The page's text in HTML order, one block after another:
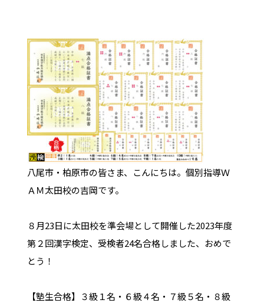
八尾市・柏原市の皆さま、こんにちは。個別指導Ｗ
ＡＭ太田校の吉岡です。
８月23日に太田校を準会場として開催した2023年度
第２回漢字検定、受検者24名合格しました、おめで
とう！
【塾生合格】３級１名・６級４名・７級５名・８級